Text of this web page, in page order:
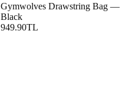
Gymwolves Drawstring Bag —
Black
949.90TL